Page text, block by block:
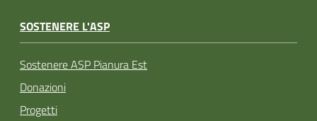
SOSTENERE L'ASP
Sostenere ASP Pianura Est
Donazioni
Progetti